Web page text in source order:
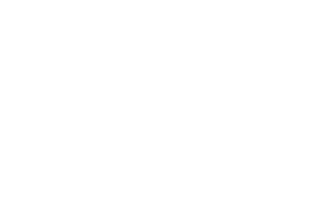
10/2016